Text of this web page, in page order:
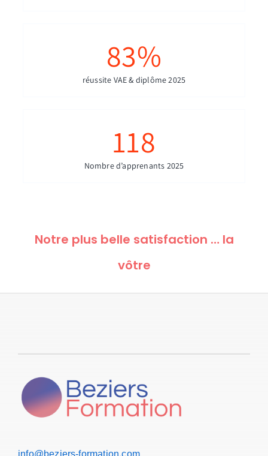
83%
réussite VAE & diplôme 2025
118
Nombre d’apprenants 2025
Notre plus belle satisfaction … la
vôtre